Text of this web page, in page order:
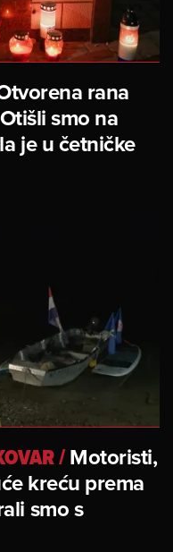
rana
smo na
je u četničke
/Motoristi,
kreću prema
smo s